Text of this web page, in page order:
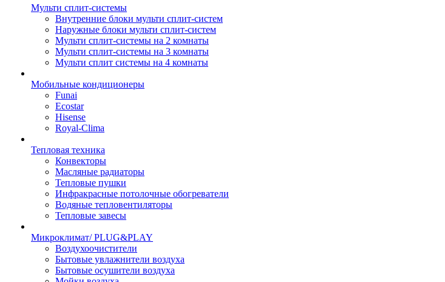
Мульти сплит-системы
Внутренние блоки мульти сплит-систем
Наружные блоки мульти сплит-систем
Мульти сплит-системы на 2 комнаты
Мульти сплит-системы на 3 комнаты
Мульти сплит системы на 4 комнаты
Мобильные кондиционеры
Funai
Ecostar
Hisense
Royal-Clima
Тепловая техника
Конвекторы
Масляные радиаторы
Тепловые пушки
Инфракрасные потолочные обогреватели
Водяные тепловентиляторы
Тепловые завесы
Микроклимат/ PLUG&PLAY
Воздухоочистители
Бытовые увлажнители воздуха
Бытовые осушители воздуха